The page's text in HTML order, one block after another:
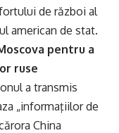
de război al
american de stat.
pentru a
ruse
a transmis
„informaţiilor de
China